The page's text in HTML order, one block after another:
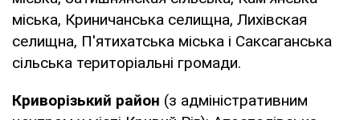
міська, Криничанська селищна, Лихівская
селищна, П'ятихатська міська і Саксаганська
сільська територіальні громади.
Криворізький район (з адміністративним